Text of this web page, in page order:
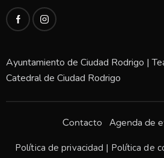
Ayuntamiento de Ciudad Rodrigo |
Catedral de Ciudad Rodrigo
Contacto Agenda de
Política de privacidad | Política de